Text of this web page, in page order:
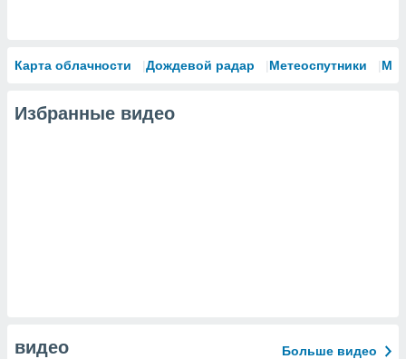
Карта облачности Дождевой радар Метеоспутники
Избранные видео
видео Больше видео